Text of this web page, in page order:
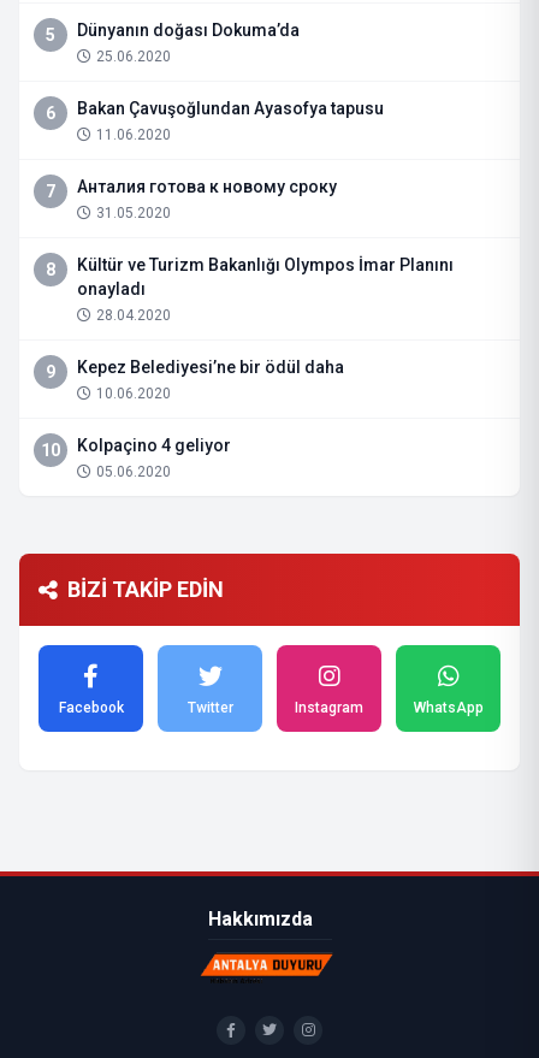
5 Dünyanın doğası Dokuma’da
25.06.2020
6 Bakan Çavuşoğlundan Ayasofya tapusu
11.06.2020
7 Анталия готова к новому сроку
31.05.2020
8
Kültür ve Turizm Bakanlığı Olympos İmar Planını
onayladı
28.04.2020
9 Kepez Belediyesi’ne bir ödül daha
10.06.2020
10 Kolpaçino 4 geliyor
05.06.2020
BİZİ TAKİP EDİN
Facebook Twitter Instagram WhatsApp
Hakkımızda